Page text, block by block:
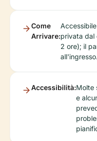
Come
Arrivare:privata dal
2 ore); il
all'ingresso.
Accessibilità:Molte
e